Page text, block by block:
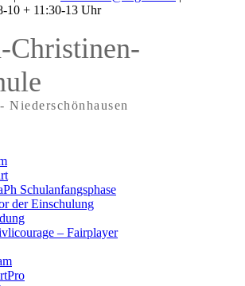
10 + 11:30-13 Uhr
Christinen-
Schulanfangsphase
der Einschulung
– Fairplayer